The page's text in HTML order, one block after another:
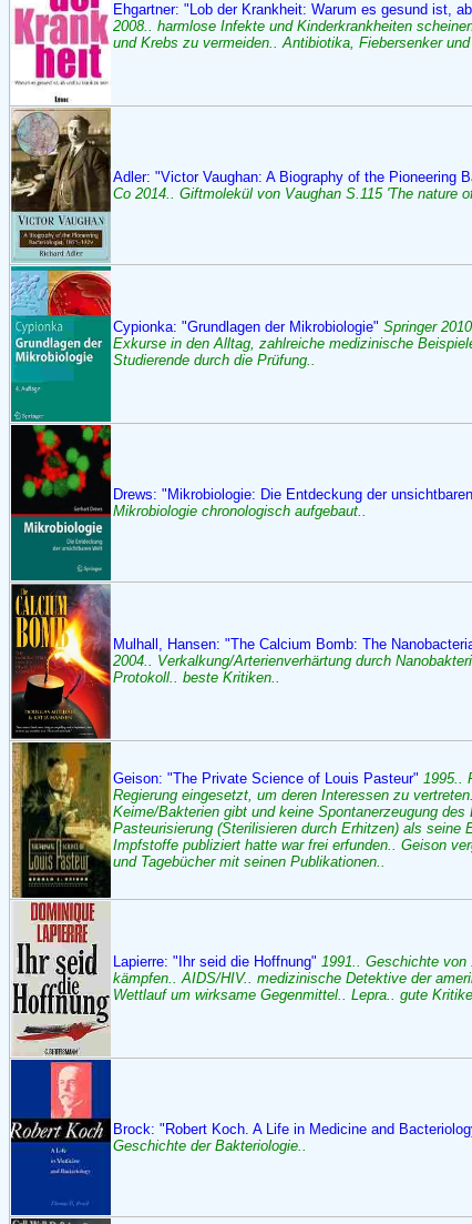
Ehgartner: "Lob der Krankheit: Warum es gesund ist,
2008.. harmlose Infekte und Kinderkrankheiten
und Krebs zu vermeiden.. Antibiotika, Fiebersenker
Adler: "Victor Vaughan: A Biography of the Pioneering
Co 2014.. Giftmolekül von Vaughan S.115 'The nature
Cypionka: "Grundlagen der Mikrobiologie" Springer
Exkurse in den Alltag, zahlreiche medizinische
Studierende durch die Prüfung..
Drews: "Mikrobiologie: Die Entdeckung der
Mikrobiologie chronologisch aufgebaut..
Mulhall, Hansen: "The Calcium Bomb: The
2004.. Verkalkung/Arterienverhärtung durch
Protokoll.. beste Kritiken..
Geison: "The Private Science of Louis Pasteur" 1995..
Regierung eingesetzt, um deren Interessen zu
Keime/Bakterien gibt und keine Spontanerzeugung
Pasteurisierung (Sterilisieren durch Erhitzen) als seine
Impfstoffe publiziert hatte war frei erfunden.. Geison
und Tagebücher mit seinen Publikationen..
Lapierre: "Ihr seid die Hoffnung" 1991.. Geschichte von
kämpfen.. AIDS/HIV.. medizinische Detektive der
Wettlauf um wirksame Gegenmittel.. Lepra.. gute
Brock: "Robert Koch. A Life in Medicine and
Geschichte der Bakteriologie..